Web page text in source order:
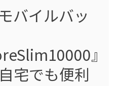
バイルバッ
』
宅でも便利